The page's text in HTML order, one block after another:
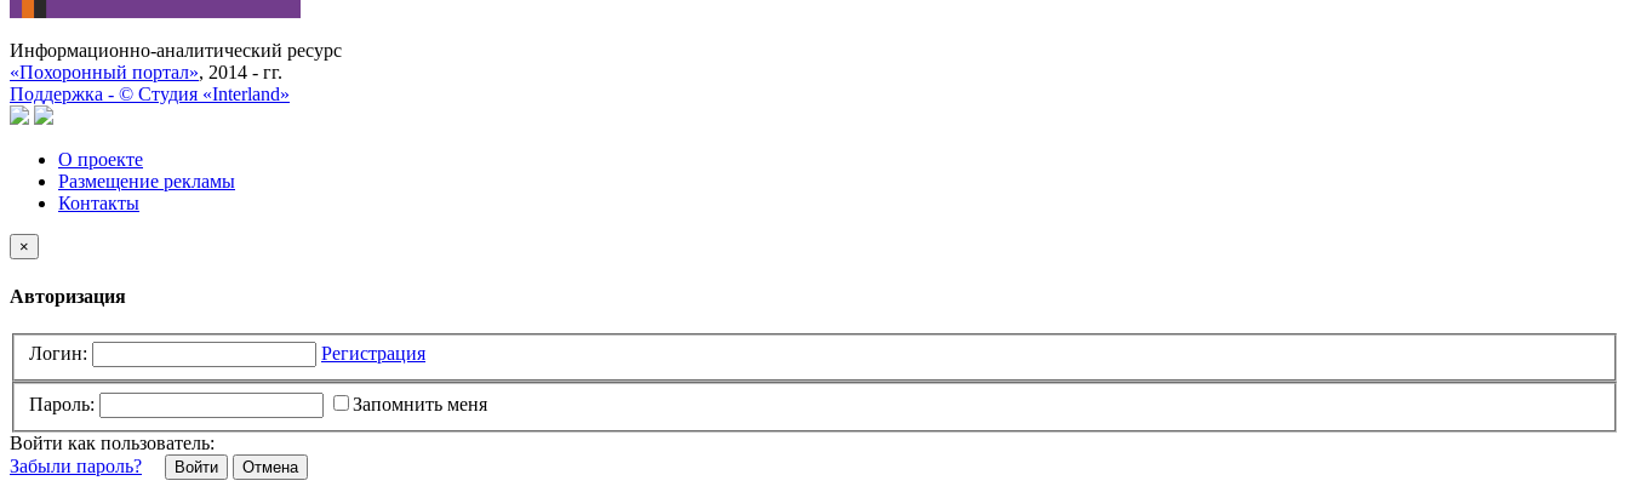
Информационно-аналитический ресурс
«Похоронный портал», 2014 - гг.
Поддержка - © Cтудия «Interland»
О проекте
Размещение рекламы
Контакты
×
Авторизация
Логин: Регистрация
Пароль:
Запомнить меня
Войти как пользователь:
Забыли пароль?
Отмена